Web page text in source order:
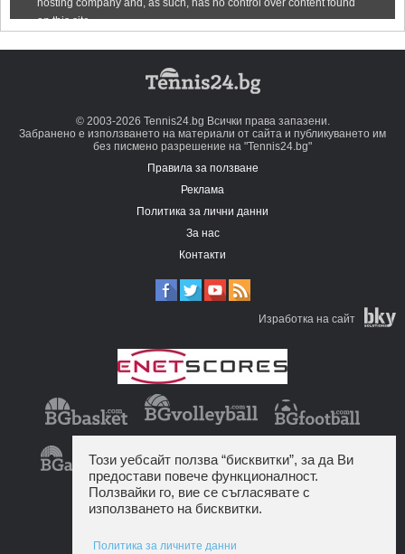
© 2003-2026 Tennis24.bg Всички права запазени.
Забранено е използването на материали от сайта и публикуването им
без писмено разрешение на "Tennis24.bg"
Правила за ползване
Реклама
Политика за лични данни
За нас
Контакти
Изработка на сайт
Този уебсайт ползва “бисквитки”, за да Ви
предостави повече функционалност.
Ползвайки го, вие се съгласявате с
използването на бисквитки.
Политика за личните данни